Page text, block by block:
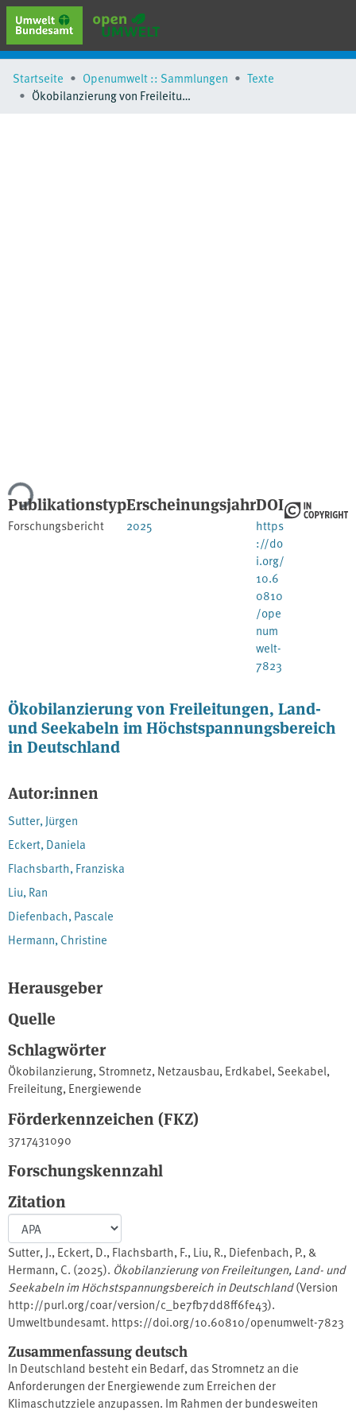
erweiterte Suche
Browse
Startseite Openumwelt :: Sammlungen
Texte
Ökobilanzierung von Freileitungen, Land- und Seekabeln im Höchstspannungsbereich in Deutschland
Publikationstyp
Forschungsbericht
Erscheinungsjahr
2025
DOI
https
://do
i.org/
10.6
0810
/ope
num
welt-
7823
Ökobilanzierung von Freileitungen, Land-
und Seekabeln im Höchstspannungsbereich
in Deutschland
Autor:innen
Sutter, Jürgen
Eckert, Daniela
Flachsbarth, Franziska
Liu, Ran
Diefenbach, Pascale
Hermann, Christine
Herausgeber
Quelle
Schlagwörter
Ökobilanzierung,Stromnetz,Netzausbau,Erdkabel,Seekabel,
Freileitung,Energiewende
Förderkennzeichen (FKZ)
3717431090
Forschungskennzahl
Zitation
Sutter, J., Eckert, D., Flachsbarth, F., Liu, R., Diefenbach, P., &
Hermann, C. (2025). Ökobilanzierung von Freileitungen, Land- und
Seekabeln im Höchstspannungsbereich in Deutschland(Version
http://purl.org/coar/version/c_be7fb7dd8ff6fe43).
Umweltbundesamt. https://doi.org/10.60810/openumwelt-7823
Zusammenfassung deutsch
In Deutschland besteht ein Bedarf, das Stromnetz an die
Anforderungen der Energiewende zum Erreichen der
Klimaschutzziele anzupassen. Im Rahmen der bundesweiten